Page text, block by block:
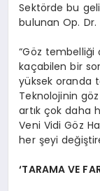
Sektörde bu
bulunan Op. Dr.
“Göz tembelliği
kaçabilen bir
yüksek oranda
Teknolojinin
artık çok daha
Veni Vidi Göz
her şeyi
‘TARAMA VE